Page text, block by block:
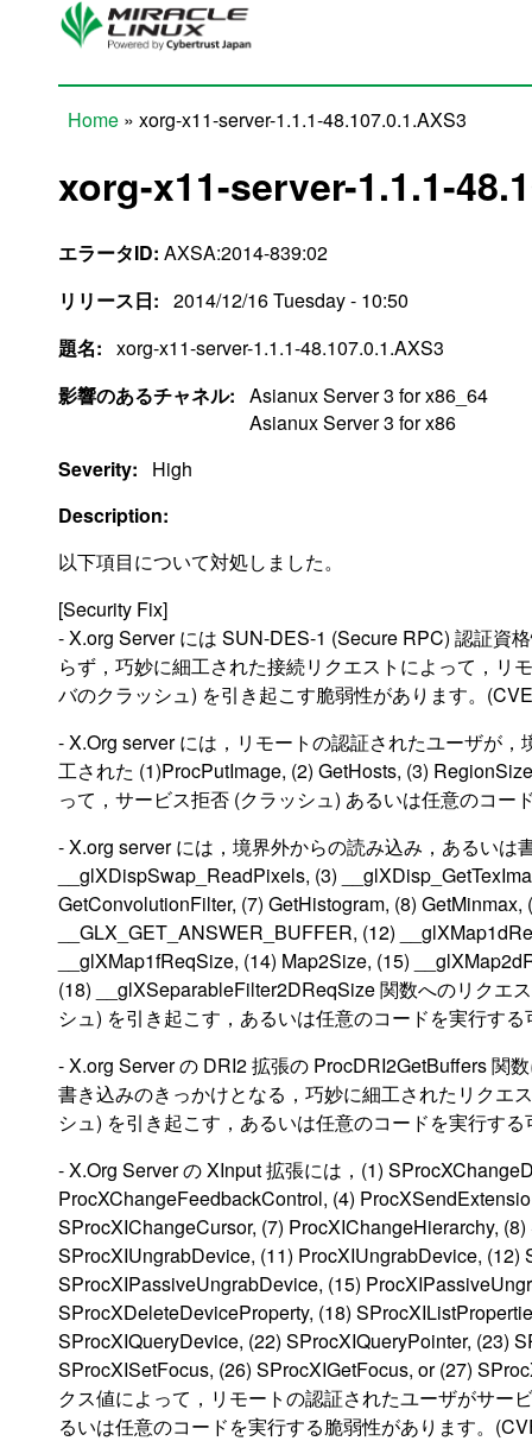
Skip to main content
Home » xorg-x11-server-1.1.1-48.107.0.1.AXS3
xorg-x11-server-1.1.1-
エラータID: AXSA:2014-839:02
リリース日: 2014/12/16 Tuesday - 10:50
題名: xorg-x11-server-1.1.1-48.107.0.1.AXS3
影響のあるチャネル: Asianux Server 3 for x86_64
Asianux Server 3 for x86
Severity:
High
Description:
以下項目について対処しました。
[Security Fix]
- X.org Server には SUN-DES-1 (Secure RPC) 認証資
らず，巧妙に細工された接続リクエストによって，リ
バのクラッシュ) を引き起こす脆弱性があります。
- X.Org server には，リモートの認証されたユーザが
工された (1)ProcPutImage, (2) GetHosts, (3)
って，サービス拒否 (クラッシュ) あるいは任意のコ
- X.org server には，境界外からの読み込み，あるい
__glXDispSwap_ReadPixels, (3)
GetConvolutionFilter, (7) GetHistogram, (8)
__GLX_GET_ANSWER_BUFFER, (12)
__glXMap1fReqSize, (14) Map2Size, (15)
(18) __glXSeparableFilter2DReqSize 関数へのリクエ
シュ) を引き起こす，あるいは任意のコードを実行す
- X.org Server の DRI2 拡張の ProcDRI2GetBuffers 関
書き込みのきっかけとなる，巧妙に細工されたリクエ
シュ) を引き起こす，あるいは任意のコードを実行す
- X.Org Server の XInput 拡張には，(1)
ProcXChangeFeedbackControl, (4)
SProcXIChangeCursor, (7) ProcXIChangeHierarchy,
SProcXIUngrabDevice, (11) ProcXIUngrabDevice,
SProcXIPassiveUngrabDevice, (15)
SProcXDeleteDeviceProperty, (18)
SProcXIQueryDevice, (22) SProcXIQueryPointer, (23)
SProcXISetFocus, (26) SProcXIGetFocus, or (27)
クス値によって，リモートの認証されたユーザがサー
るいは任意のコードを実行する脆弱性があります。